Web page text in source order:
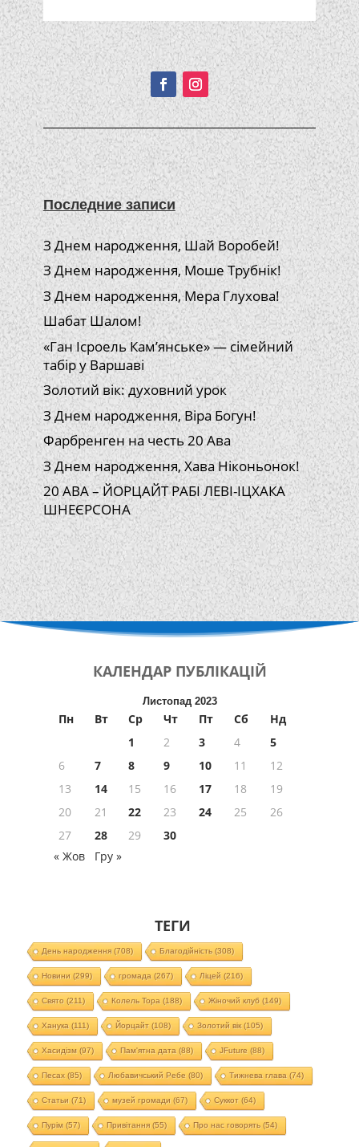
Подписывайтесь!
Последние записи
З Днем народження, Шай Воробей!
З Днем народження, Моше Трубнік!
З Днем народження, Мера Глухова!
Шабат Шалом!
«Ган Ісроель Кам’янське» — сімейний
табір у Варшаві
Золотий вік: духовний урок
З Днем народження, Віра Богун!
Фарбренген на честь 20 Ава
З Днем народження, Хава Ніконьонок!
20 АВА – ЙОРЦАЙТ РАБІ ЛЕВІ-ІЦХАКА
ШНЕЄРСОНА
КАЛЕНДАР ПУБЛІКАЦІЙ
Листопад 2023
Пн Вт Ср Чт Пт Сб
Нд
1
2 3 4
5
6
7 8 9 10 11
12
13
14 15 16 17 18
19
20
21 22 23 24 25
26
27
28 29
30
« Жов
Гру »
ТЕГИ
День народження(708) Благодійність (308)
Новини (299) громада (267) Ліцей (216)
Свято (211) Колель Тора (188) Жіночий клуб (149)
Ханука (111) Йорцайт (108) Золотий вік(105)
Хасидізм (97) Пам'ятна дата (88) JFuture (88)
Песах(85) Любавичський Ребе (80) Тижнева глава (74)
Статьи (71) музей громади (67) Суккот (64)
Пурім (57) Привітання(55) Про нас говорять (54)